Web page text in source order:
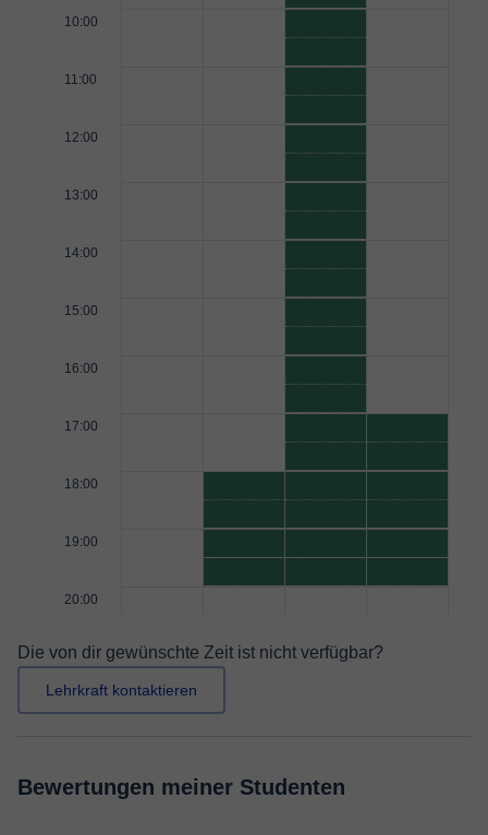
10:00
11:00
12:00
13:00
14:00
15:00
16:00
17:00
18:00
19:00
20:00
Die von dir gewünschte Zeit ist nicht verfügbar?
Lehrkraft kontaktieren
Bewertungen meiner Studenten